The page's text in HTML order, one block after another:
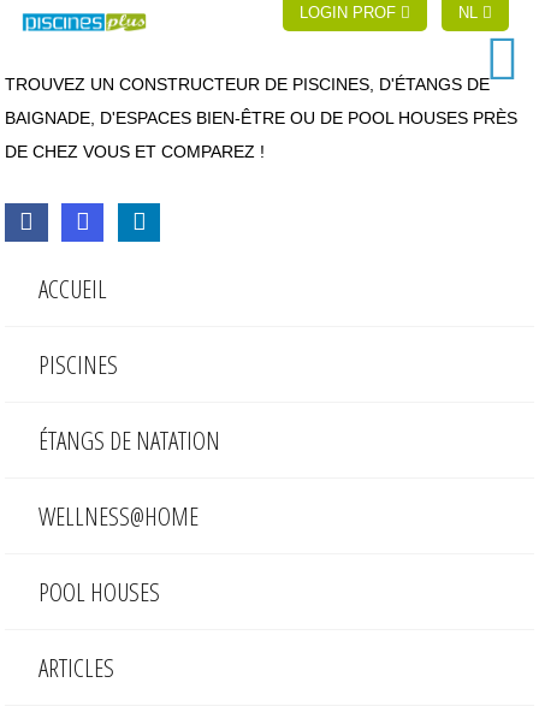
LOGIN PROF NL
TROUVEZ UN CONSTRUCTEUR DE PISCINES, D'ÉTANGS DE
BAIGNADE, D'ESPACES BIEN-ÊTRE OU DE POOL HOUSES PRÈS
DE CHEZ VOUS ET COMPAREZ !
ACCUEIL
PISCINES
ÉTANGS DE NATATION
WELLNESS@HOME
POOL HOUSES
ARTICLES